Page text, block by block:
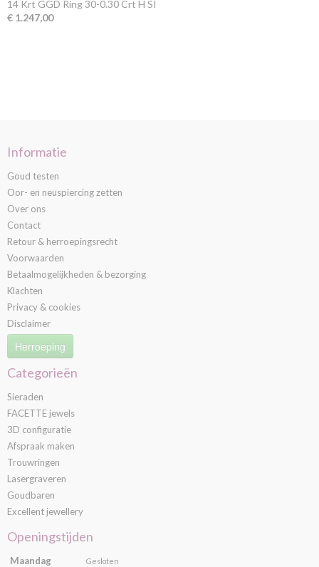
14 Krt GGD Ring 30-0.30 Crt H SI
€ 1.247,00
Informatie
Goud testen
Oor- en neuspiercing zetten
Over ons
Contact
Retour & herroepingsrecht
Voorwaarden
Betaalmogelijkheden & bezorging
Klachten
Privacy & cookies
Disclaimer
Herroeping
Categorieën
Sieraden
FACETTE jewels
3D configuratie
Afspraak maken
Trouwringen
Lasergraveren
Goudbaren
Excellent jewellery
Openingstijden
Maandag Gesloten